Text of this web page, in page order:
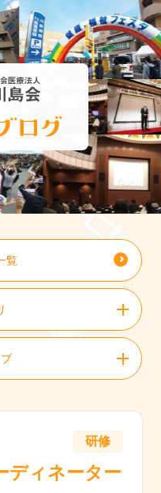
覧
研修
ディネーター